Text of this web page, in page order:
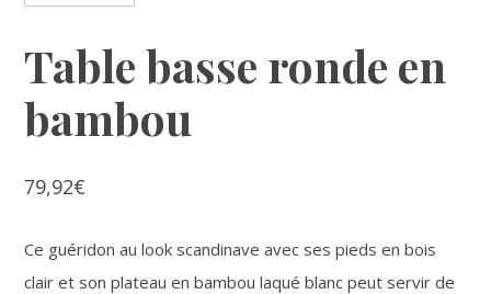
Table basse ronde en
bambou
79,92€
Ce guéridon au look scandinave avec ses pieds en bois
clair et son plateau en bambou laqué blanc peut servir de